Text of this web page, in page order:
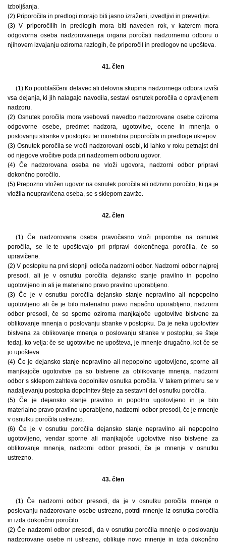
izboljšanja.
(2) Priporočila in predlogi morajo biti jasno izraženi, izvedljivi in preverljivi.
(3) V priporočilih in predlogih mora biti naveden rok, v katerem mora
odgovorna oseba nadzorovanega organa poročati nadzornemu odboru o
njihovem izvajanju oziroma razlogih, če priporočil in predlogov ne upošteva.
41. člen
(1) Ko pooblaščeni delavec ali delovna skupina nadzornega odbora izvrši
vsa dejanja, ki jih nalagajo navodila, sestavi osnutek poročila o opravljenem
nadzoru.
(2) Osnutek poročila mora vsebovati navedbo nadzorovane osebe oziroma
odgovorne osebe, predmet nadzora, ugotovitve, ocene in mnenja o
poslovanju stranke v postopku ter morebitna priporočila in predloge ukrepov.
(3) Osnutek poročila se vroči nadzorovani osebi, ki lahko v roku petnajst dni
od njegove vročitve poda pri nadzornem odboru ugovor.
(4) Če nadzorovana oseba ne vloži ugovora, nadzorni odbor pripravi
dokončno poročilo.
(5) Prepozno vložen ugovor na osnutek poročila ali odzivno poročilo, ki ga je
vložila neupravičena oseba, se s sklepom zavrže.
42. člen
(1) Če nadzorovana oseba pravočasno vloži pripombe na osnutek
poročila, se le-te upoštevajo pri pripravi dokončnega poročila, če so
upravičene.
(2) V postopku na prvi stopnji odloča nadzorni odbor. Nadzorni odbor najprej
presodi, ali je v osnutku poročila dejansko stanje pravilno in popolno
ugotovljeno in ali je materialno pravo pravilno uporabljeno.
(3) Če je v osnutku poročila dejansko stanje nepravilno ali nepopolno
ugotovljeno ali če je bilo materialno pravo napačno uporabljeno, nadzorni
odbor presodi, če so sporne oziroma manjkajoče ugotovitve bistvene za
oblikovanje mnenja o poslovanju stranke v postopku. Da je neka ugotovitev
bistvena za oblikovanje mnenja o poslovanju stranke v postopku, se šteje
tedaj, ko velja: če se ugotovitve ne upošteva, je mnenje drugačno, kot če se
jo upošteva.
(4) Če je dejansko stanje nepravilno ali nepopolno ugotovljeno, sporne ali
manjkajoče ugotovitve pa so bistvene za oblikovanje mnenja, nadzorni
odbor s sklepom zahteva dopolnitev osnutka poročila. V takem primeru se v
nadaljevanju postopka dopolnitev šteje za sestavni del osnutku poročila.
(5) Če je dejansko stanje pravilno in popolno ugotovljeno in je bilo
materialno pravo pravilno uporabljeno, nadzorni odbor presodi, če je mnenje
v osnutku poročila ustrezno.
(6) Če je v osnutku poročila dejansko stanje nepravilno ali nepopolno
ugotovljeno, vendar sporne ali manjkajoče ugotovitve niso bistvene za
oblikovanje mnenja, nadzorni odbor presodi, če je mnenje v osnutku
ustrezno.
43. člen
(1) Če nadzorni odbor presodi, da je v osnutku poročila mnenje o
poslovanju nadzorovane osebe ustrezno, potrdi mnenje iz osnutka poročila
in izda dokončno poročilo.
(2) Če nadzorni odbor presodi, da v osnutku poročila mnenje o poslovanju
nadzorovane osebe ni ustrezno, oblikuje novo mnenje in izda dokončno